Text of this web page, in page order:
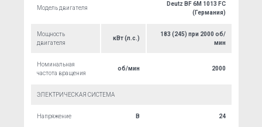
Модель двигателя
Deutz BF 6M 1013 FC
(Германия)
Мощность
двигателя
кВт (л.с.)
183 (245) при 2000 об/
мин
Номинальная
частота вращения
об/мин 2000
ЭЛЕКТРИЧЕСКАЯ СИСТЕМА
Напряжение В 24